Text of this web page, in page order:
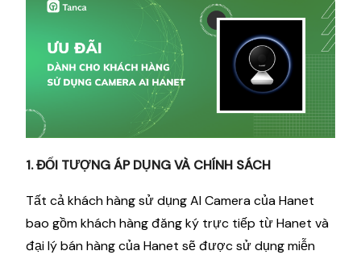
1. ĐỐI TƯỢNG ÁP DỤNG VÀ CHÍNH SÁCH
Tất cả khách hàng sử dụng AI Camera của Hanet
bao gồm khách hàng đăng ký trực tiếp từ Hanet và
đại lý bán hàng của Hanet sẽ được sử dụng miễn